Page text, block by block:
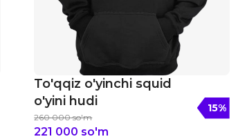
To'qqiz o'yinchi squid
o'yini hudi
260 000 so'm
221 000 so'm
15%